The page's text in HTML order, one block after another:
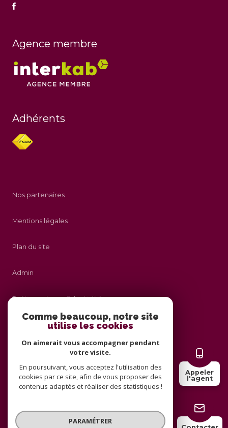
Appeler
l'agent
Agence membre
Adhérents
Nos partenaires
Mentions légales
Plan du site
Admin
Politique de confidentialité
Nos honoraires
Cookies
© 2026 | Tous droits réservés
Comme beaucoup, notre site
utilise les cookies
On aimerait vous accompagner pendant
votre visite.
En poursuivant, vous acceptez l'utilisation des
cookies par ce site, afin de vous proposer des
contenus adaptés et réaliser des statistiques !
PARAMÉTRER